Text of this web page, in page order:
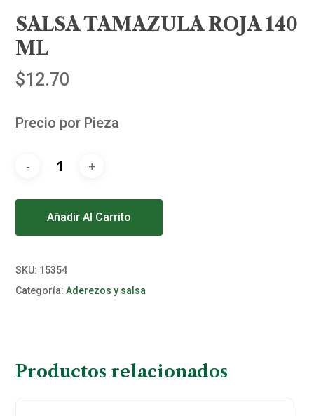
SALSA TAMAZULA ROJA 140
ML
$12.70
Precio por Pieza
Añadir Al Carrito
SKU: 15354
Categoría:Aderezos y salsa
Productos relacionados